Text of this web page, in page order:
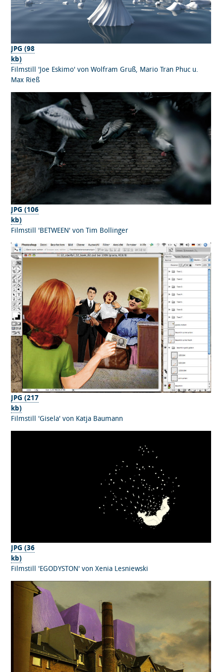
JPG (98
kb)
Filmstill 'Joe Eskimo' von Wolfram Gruß, Mario Tran Phuc u.
Max Rieß
JPG (106
kb)
Filmstill 'BETWEEN' von Tim Bollinger
JPG (217
kb)
Filmstill 'Gisela' von Katja Baumann
JPG (36
kb)
Filmstill 'EGODYSTON' von Xenia Lesniewski